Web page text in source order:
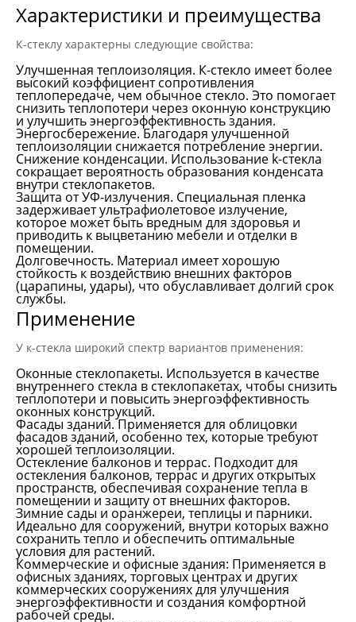
Характеристики и преимущества
К-стеклу характерны следующие свойства:
Улучшенная теплоизоляция. К-стекло имеет более
высокий коэффициент сопротивления
теплопередаче, чем обычное стекло. Это помогает
снизить теплопотери через оконную конструкцию
и улучшить энергоэффективность здания.
Энергосбережение. Благодаря улучшенной
теплоизоляции снижается потребление энергии.
Снижение конденсации. Использование k-стекла
сокращает вероятность образования конденсата
внутри стеклопакетов.
Защита от УФ-излучения. Специальная пленка
задерживает ультрафиолетовое излучение,
которое может быть вредным для здоровья и
приводить к выцветанию мебели и отделки в
помещении.
Долговечность. Материал имеет хорошую
стойкость к воздействию внешних факторов
(царапины, удары), что обуславливает долгий срок
службы.
Применение
У к-стекла широкий спектр вариантов применения:
Оконные стеклопакеты. Используется в качестве
внутреннего стекла в стеклопакетах, чтобы снизить
теплопотери и повысить энергоэффективность
оконных конструкций.
Фасады зданий. Применяется для облицовки
фасадов зданий, особенно тех, которые требуют
хорошей теплоизоляции.
Остекление балконов и террас. Подходит для
остекления балконов, террас и других открытых
пространств, обеспечивая сохранение тепла в
помещении и защиту от внешних факторов.
Зимние сады и оранжереи, теплицы и парники.
Идеально для сооружений, внутри которых важно
сохранить тепло и обеспечить оптимальные
условия для растений.
Коммерческие и офисные здания: Применяется в
офисных зданиях, торговых центрах и других
коммерческих сооружениях для улучшения
энергоэффективности и создания комфортной
рабочей среды.